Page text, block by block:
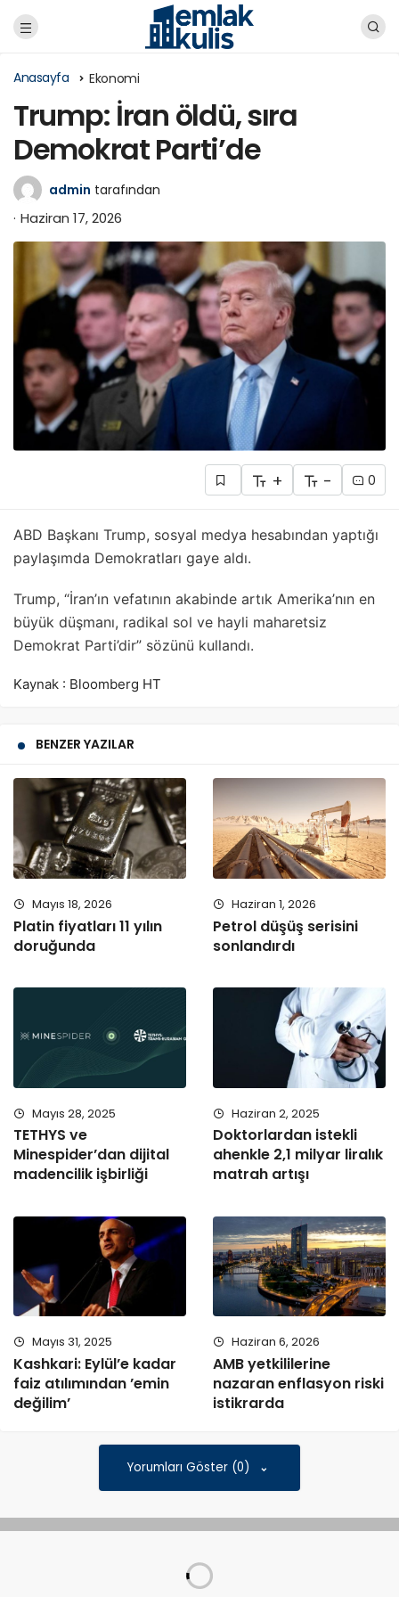
Anasayfa Ekonomi
Trump: İran öldü, sıra
Demokrat Parti’de
admin tarafından
Haziran 17, 2026
+ - 0
ABD Başkanı Trump, sosyal medya hesabından yaptığı
paylaşımda Demokratları gaye aldı.
Trump, “İran’ın vefatının akabinde artık Amerika’nın en
büyük düşmanı, radikal sol ve hayli maharetsiz
Demokrat Parti’dir” sözünü kullandı.
Kaynak : Bloomberg HT
BENZER YAZILAR
Mayıs 18, 2026
Platin fiyatları 11 yılın
doruğunda
Haziran 1, 2026
Petrol düşüş serisini
sonlandırdı
Mayıs 28, 2025
TETHYS ve
Minespider’dan dijital
madencilik işbirliği
Haziran 2, 2025
Doktorlardan istekli
ahenkle 2,1 milyar liralık
matrah artışı
Mayıs 31, 2025
Kashkari: Eylül’e kadar
faiz atılımından ’emin
değilim’
Haziran 6, 2026
AMB yetkililerine
nazaran enflasyon riski
istikrarda
Yorumları Göster (0)